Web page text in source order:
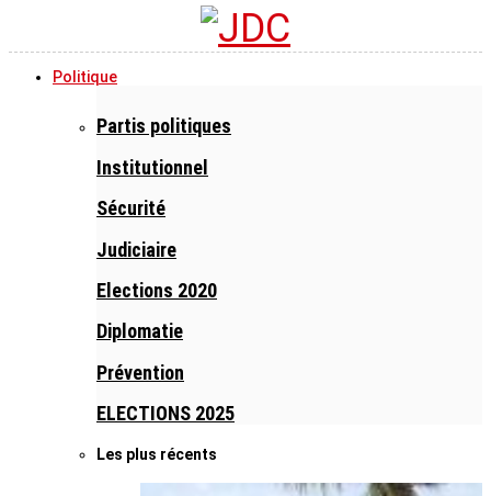
Politique
Partis politiques
Institutionnel
Sécurité
Judiciaire
Elections 2020
Diplomatie
Prévention
ELECTIONS 2025
Les plus récents